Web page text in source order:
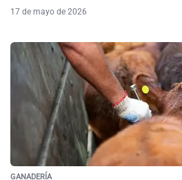
17 de mayo de 2026
GANADERÍA